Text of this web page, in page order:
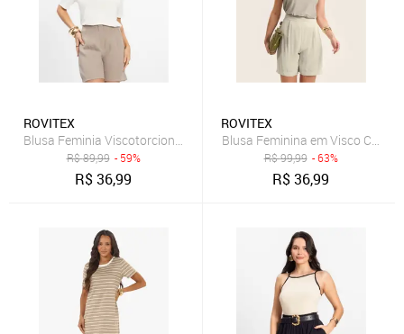
ROVITEX
Blusa Feminia Viscotorcion Rovitex Bege
R$89,99 - 59%
R$36,99
ROVITEX
Blusa Feminina em Visco
R$99,99 - 63%
R$36,99